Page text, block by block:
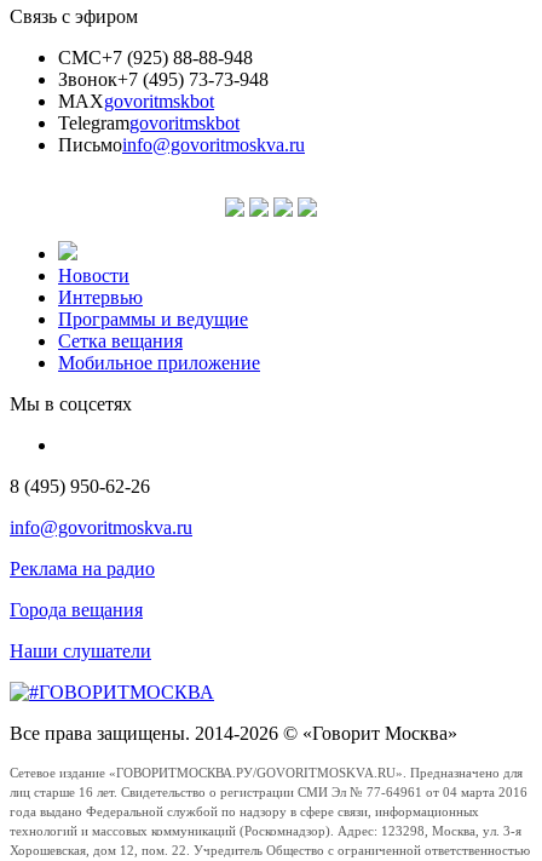
Связь с эфиром
СМС+7 (925) 88-88-948
Звонок+7 (495) 73-73-948
MAXgovoritmskbot
Telegramgovoritmskbot
Письмоinfo@govoritmoskva.ru
Новости
Интервью
Программы и ведущие
Сетка вещания
Мобильное приложение
Мы в соцсетях
8 (495) 950-62-26
info@govoritmoskva.ru
Реклама на радио
Города вещания
Наши слушатели
Все права защищены. 2014-2026 © «Говорит Москва»
Сетевое издание «ГОВОРИТМОСКВА.РУ/GOVORITMOSKVA.RU». Предназначено для
лиц старше 16 лет. Свидетельство о регистрации СМИ Эл № 77-64961 от 04 марта 2016
года выдано Федеральной службой по надзору в сфере связи, информационных
технологий и массовых коммуникаций (Роскомнадзор). Адрес: 123298, Москва, ул. 3-я
Хорошевская, дом 12, пом. 22. Учредитель Общество с ограниченной ответственностью